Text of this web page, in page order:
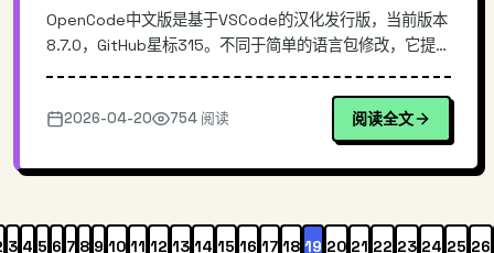
OpenCode中文版是基于VSCode的汉化发行版，当前版本
8.7.0，GitHub星标315。不同于简单的语言包修改，它提供
Win/Mac/Linux三端自动构建安装包。本文深入解析其技术
架构、与官方版本的差异，以及实际安装配置方法。
2026-04-20 754 阅读 阅读全文
3 4 5 6 7 8 9 10 11 12 13 14 15 16 17 18 19 20 21 22 23 24 25 26